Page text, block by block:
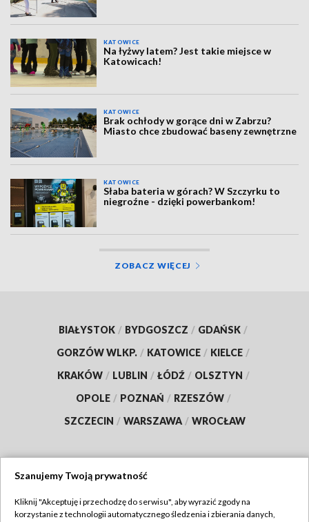
KATOWICE
Na łyżwy latem? Jest takie miejsce w
Katowicach!
KATOWICE
Brak ochłody w gorące dni w Zabrzu?
Miasto chce zbudować baseny zewnętrzne
KATOWICE
Słaba bateria w górach? W Szczyrku to
niegroźne - dzięki powerbankom!
ZOBACZ WIĘCEJ
BIAŁYSTOK / BYDGOSZCZ / GDAŃSK /
GORZÓW WLKP. / KATOWICE / KIELCE /
KRAKÓW / LUBLIN / ŁÓDŹ / OLSZTYN /
OPOLE / POZNAŃ / RZESZÓW /
SZCZECIN / WARSZAWA / WROCŁAW
TVP
Szanujemy Twoją prywatność
Kliknij "Akceptuję i przechodzę do serwisu", aby wyrazić zgody na
korzystanie z technologii automatycznego śledzenia i zbierania danych,